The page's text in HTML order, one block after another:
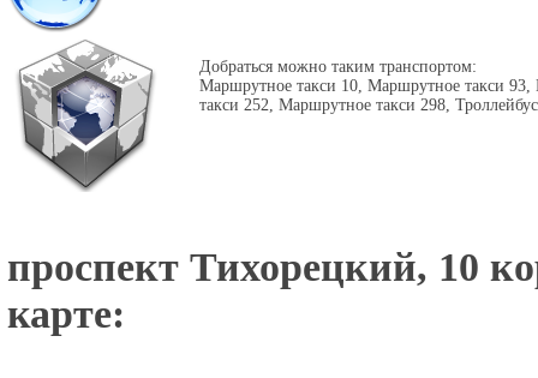
Добраться можно таким транспортом:
Маршрутное такси 10, Маршрутное такси
такси 252, Маршрутное такси 298,
проспект Тихорецкий, 10
карте: